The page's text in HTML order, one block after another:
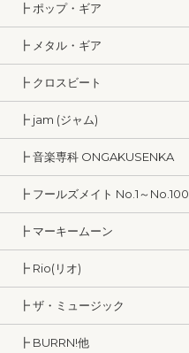
┣ ポップ・ギア
┣ メタル・ギア
┣ クロスビート
┣ jam (ジャム)
┣ 音楽専科 ONGAKUSENKA
┣ フールズメイト No.1～No.100
┣ マーキームーン
┣ Rio(リオ)
┣ ザ・ミュージック
┣ BURRN!他